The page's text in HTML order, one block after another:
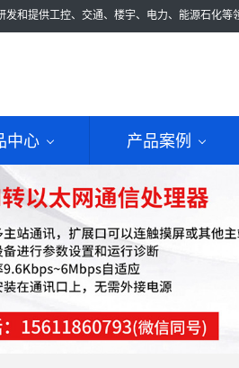
和提供工控、交通、楼宇、电力、能源石化等
中心 产品案例